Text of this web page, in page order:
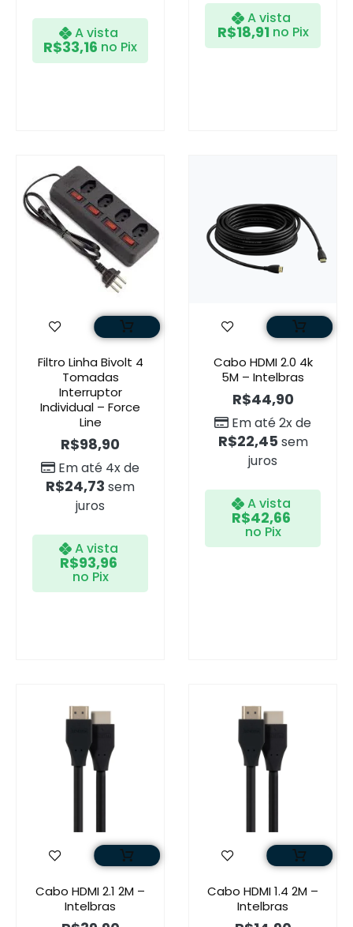
A vista
R$33,16 no Pix
A vista
R$18,91 no Pix
Filtro Linha Bivolt 4
Tomadas
Interruptor
Individual – Force
Line
R$98,90
Em até 4x de
R$24,73 sem
juros
A vista
R$93,96
no Pix
Cabo HDMI 2.0 4k
5M – Intelbras
R$44,90
Em até 2x de
R$22,45 sem
juros
A vista
R$42,66
no Pix
Cabo HDMI 2.1 2M –
Intelbras
Cabo HDMI 1.4 2M –
Intelbras